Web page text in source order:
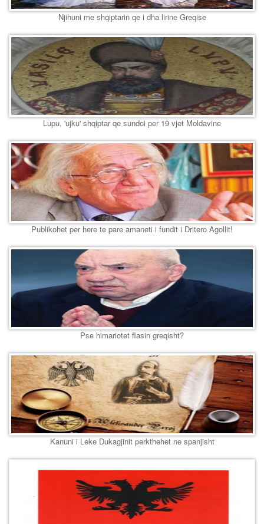
Njihuni me shqiptarin qe i dha lirine Greqise
Lupu, 'ujku' shqiptar qe sundoi per 19 vjet Moldavine
Publikohet per here te pare amaneti i fundit i Dritero Agollit!
Pse himariotet flasin greqisht?
Kanuni i Leke Dukagjinit perkthehet ne spanjisht